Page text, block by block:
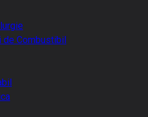
de Combustibil